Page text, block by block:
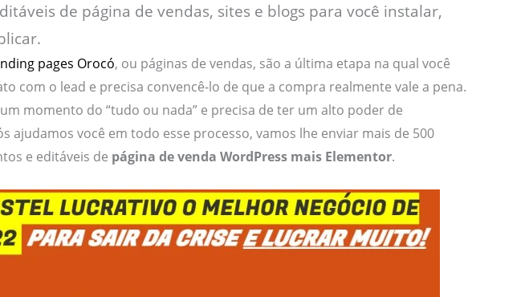
de página de vendas, sites e blogs para você instalar,
pages Orocó, ou páginas de vendas, são a última etapa na qual você
com o lead e precisa convencê-lo de que a compra realmente vale a pena.
momento do “tudo ou nada” e precisa de ter um alto poder de
ajudamos você em todo esse processo, vamos lhe enviar mais de 500
e editáveis de página de venda WordPress mais Elementor.